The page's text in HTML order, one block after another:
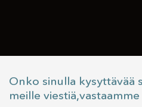
Onko sinulla kysyttävää
meille